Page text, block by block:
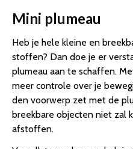
Mini plumeau
Heb je hele kleine en
stoffen? Dan doe je er
plumeau aan te schaffen.
meer controle over je
den voorwerp zet met de
breekbare objecten niet zal
afstoffen.